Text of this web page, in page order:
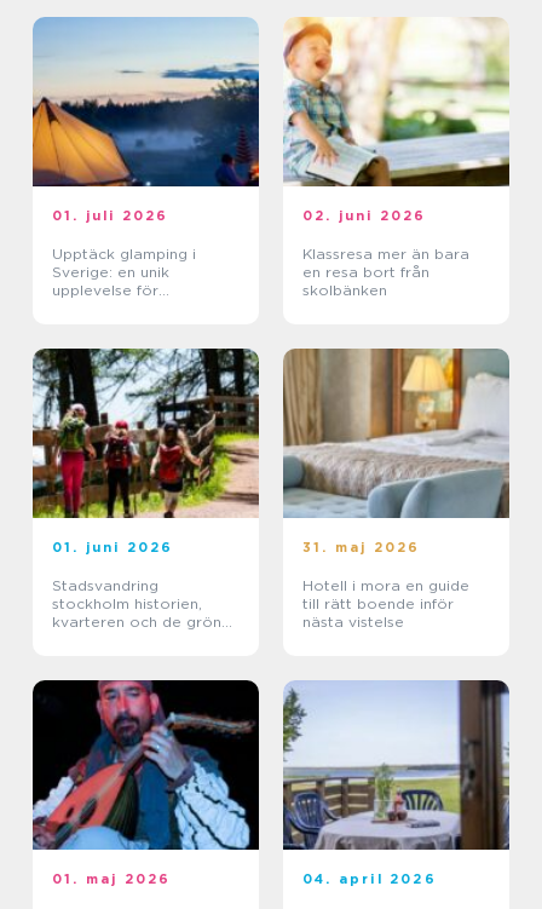
01. juli 2026
Upptäck glamping i
Sverige: en unik
upplevelse för
02. juni 2026
Klassresa mer än bara
en resa bort från
skolbänken
01. juni 2026
Stadsvandring
stockholm historien,
kvarteren och de gröna
31. maj 2026
Hotell i mora en guide
till rätt boende inför
nästa vistelse
01. maj 2026 04. april 2026